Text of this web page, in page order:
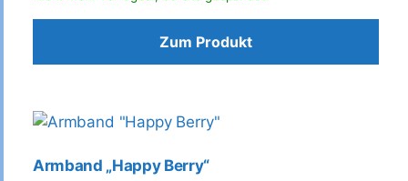
Zum Produkt
Armband „Happy Berry“